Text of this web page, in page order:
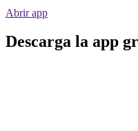
Abrir app
Descarga la app